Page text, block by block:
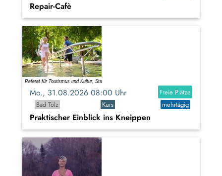
Repair-Cafè
Mo., 31.08.2026 08:00 Uhr
Freie Plätze
Bad Tölz
Kurs mehrtägig
Praktischer Einblick ins Kneippen